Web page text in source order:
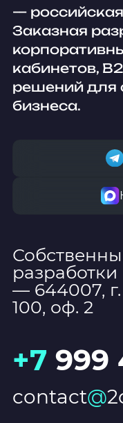
—
Заказная
кабинетов,
решений для
бизнеса.
разработки
— 644007,
100, оф. 2
+7 999
contact@